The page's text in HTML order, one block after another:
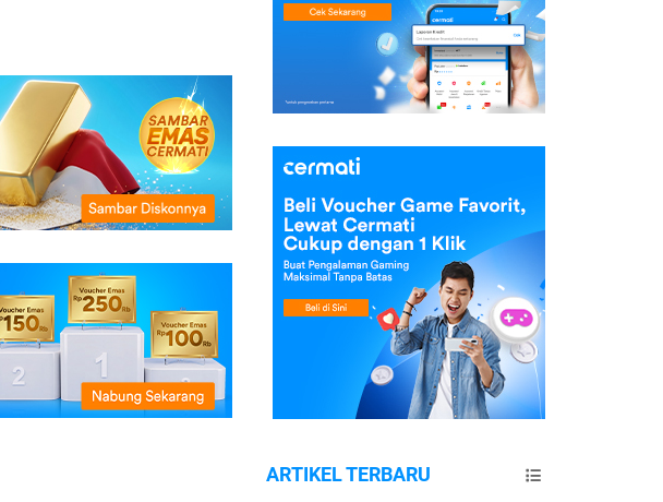
ARTIKEL TERBARU